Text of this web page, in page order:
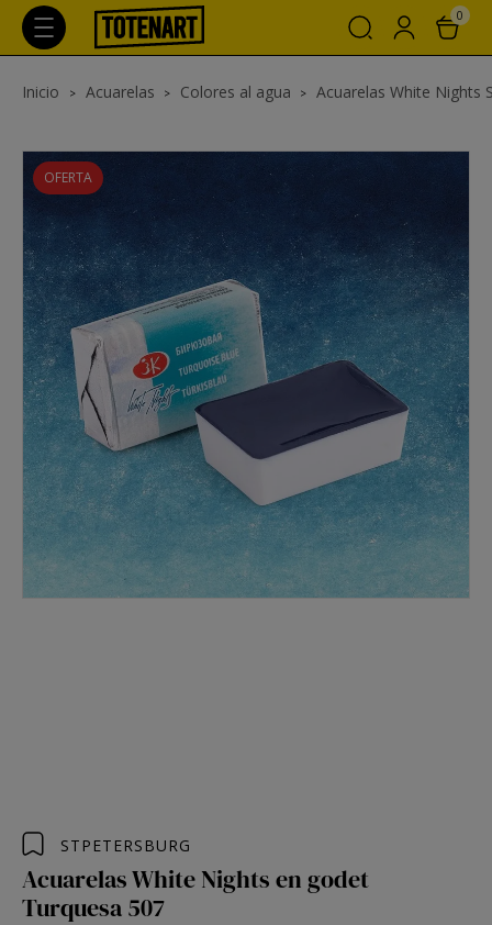
0
Inicio Acuarelas Colores al agua Acuarelas White Nights
OFERTA
STPETERSBURG
Acuarelas White Nights en godet
Turquesa 507